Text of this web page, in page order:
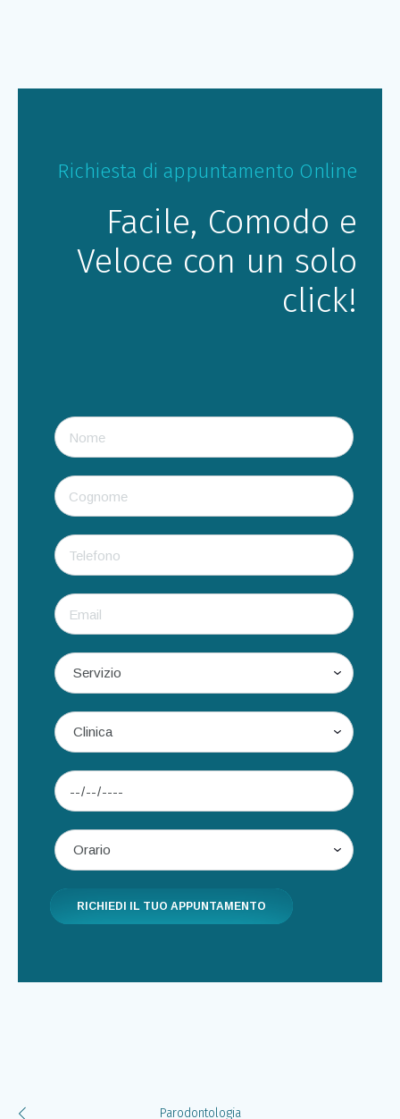
Richiesta di appuntamento Online
Facile, Comodo e
Veloce con un solo
click!
Parodontologia